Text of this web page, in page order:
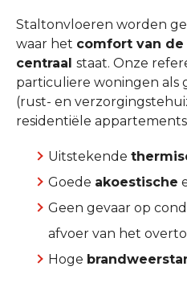
Staltonvloeren worden
waar het comfort van
centraal staat. Onze
particuliere woningen als
(rust- en
residentiële
Uitstekende
Goede akoestische
Geen gevaar op
afvoer van het
Hoge